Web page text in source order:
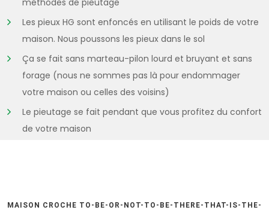
méthodes de pieutage
Les pieux HG sont enfoncés en utilisant le poids de votre
maison. Nous poussons les pieux dans le sol
Ça se fait sans marteau-pilon lourd et bruyant et sans
forage (nous ne sommes pas là pour endommager
votre maison ou celles des voisins)
Le pieutage se fait pendant que vous profitez du confort
de votre maison
MAISON CROCHE TO-BE-OR-NOT-TO-BE-THERE-THAT-IS-THE-